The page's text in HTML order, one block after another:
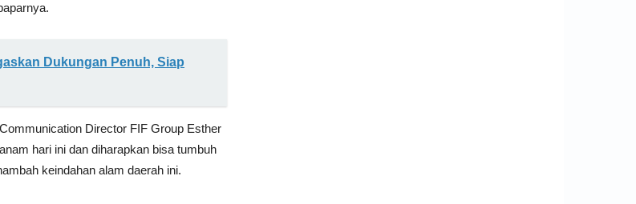
Dukungan Penuh, Siap
Director FIF Group Esther
hari ini dan diharapkan bisa tumbuh
keindahan alam daerah ini.